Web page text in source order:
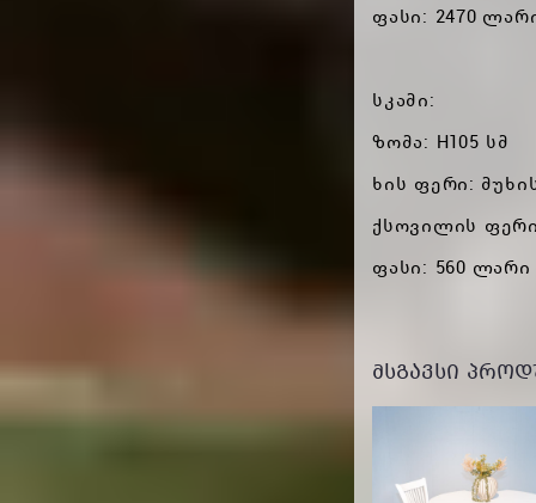
ფასი: 2470
სკამი:
ზომა: H105 სმ
ხის ფერი:
ქსოვილის
ფასი: 560 ლარი
ᲛᲡᲒᲐᲕᲡᲘ
-1610 GEL